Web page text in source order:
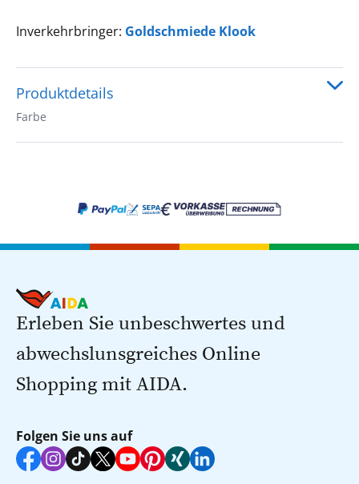
Inverkehrbringer: Goldschmiede Klook
Produktdetails
Farbe
Erleben Sie unbeschwertes und
abwechslunsgreiches Online
Shopping mit AIDA.
Folgen Sie uns auf